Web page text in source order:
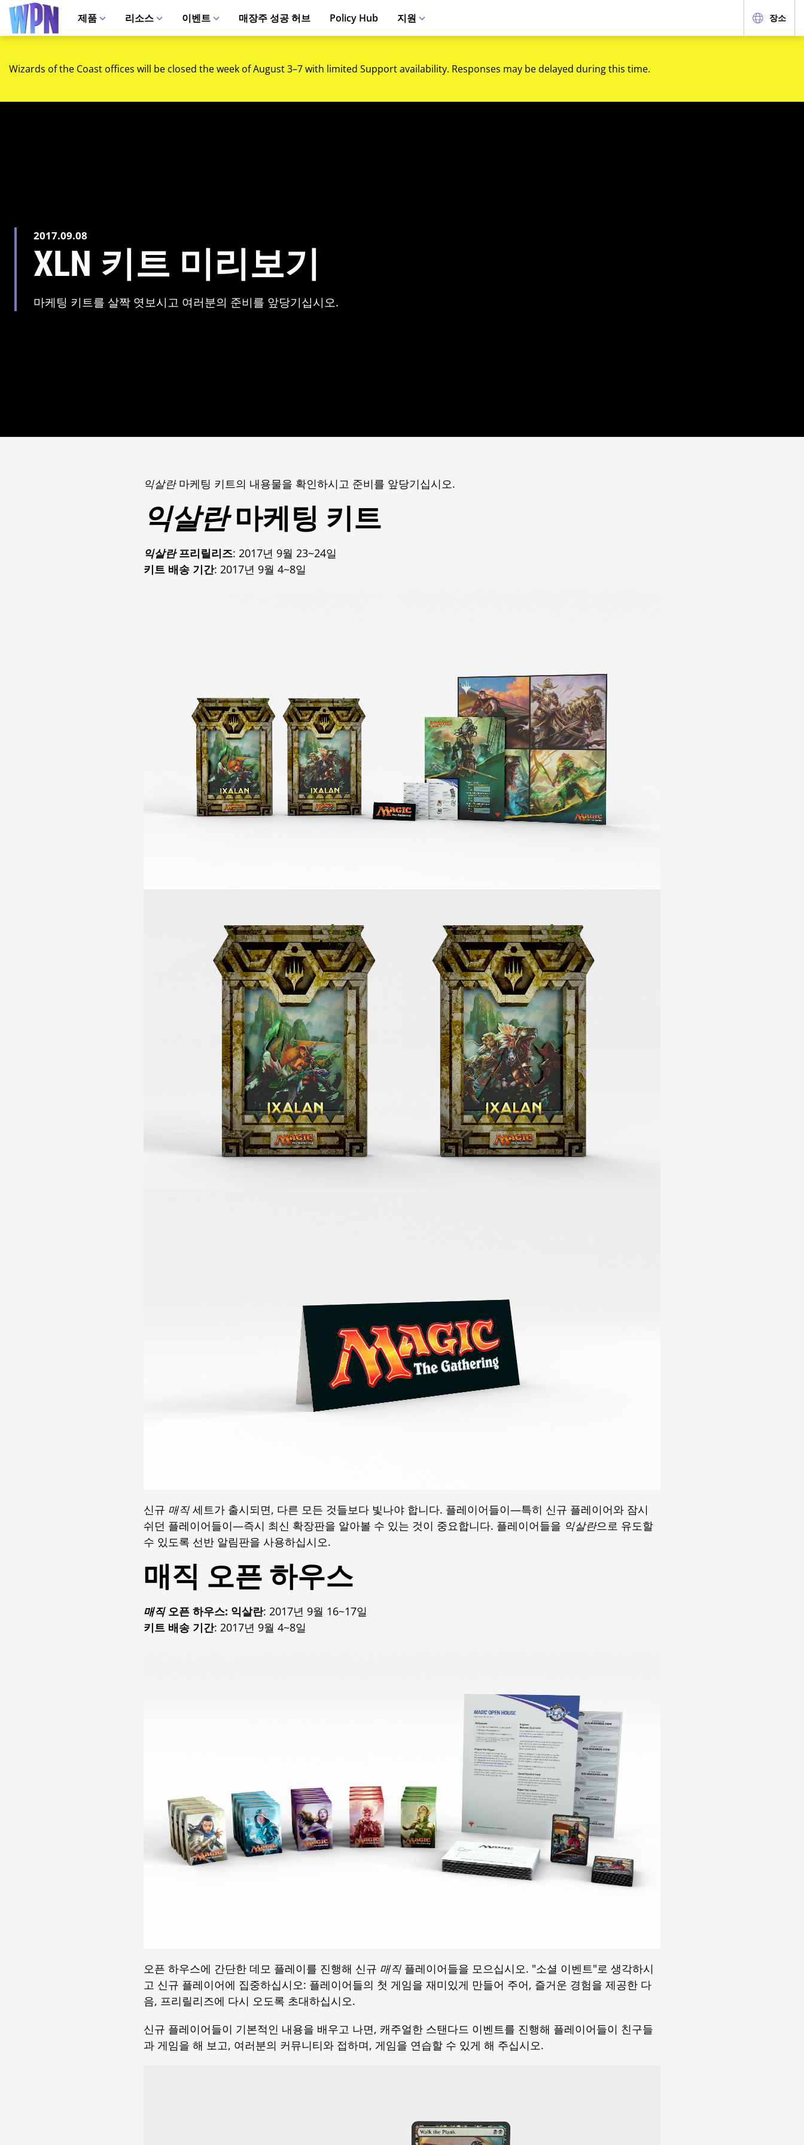
제품 리소스 이벤트 매장주 성공 허브 Policy Hub 지원 장소
Wizards of the Coast offices will be closed the week of August 3–7 with limited Support availability. Responses may be delayed during this time.
2017.09.08
XLN 키트 미리보기
마케팅 키트를 살짝 엿보시고 여러분의 준비를 앞당기십시오.
익살란마케팅 키트의 내용물을 확인하시고 준비를 앞당기십시오.
익살란마케팅 키트
익살란프리릴리즈: 2017년 9월 23~24일
키트 배송 기간: 2017년 9월 4~8일
신규 매직 세트가 출시되면, 다른 모든 것들보다 빛나야 합니다. 플레이어들이—특히 신규 플레이어와 잠시
쉬던 플레이어들이—즉시 최신 확장판을 알아볼 수 있는 것이 중요합니다. 플레이어들을 익살란으로 유도할
수 있도록 선반 알림판을 사용하십시오.
매직 오픈 하우스
매직오픈 하우스: 익살란: 2017년 9월 16~17일
키트 배송 기간: 2017년 9월 4~8일
오픈 하우스에 간단한 데모 플레이를 진행해 신규 매직 플레이어들을 모으십시오. "소셜 이벤트"로 생각하시
고 신규 플레이어에 집중하십시오: 플레이어들의 첫 게임을 재미있게 만들어 주어, 즐거운 경험을 제공한 다
음, 프리릴리즈에 다시 오도록 초대하십시오.
신규 플레이어들이 기본적인 내용을 배우고 나면, 캐주얼한 스탠다드 이벤트를 진행해 플레이어들이 친구들
과 게임을 해 보고, 여러분의 커뮤니티와 접하며, 게임을 연습할 수 있게 해 주십시오.